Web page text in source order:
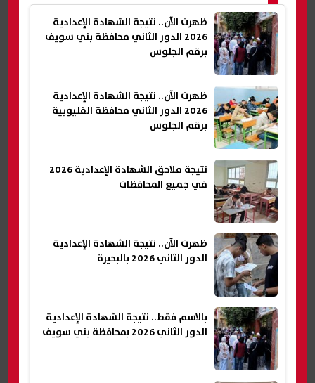
ظهرت الآن.. نتيجة الشهادة الإعدادية
2026 الدور الثاني محافظة بني سويف
برقم الجلوس
ظهرت الآن.. نتيجة الشهادة الإعدادية
2026 الدور الثاني محافظة القليوبية
برقم الجلوس
نتيجة ملاحق الشهادة الإعدادية 2026
في جميع المحافظات
ظهرت الآن.. نتيجة الشهادة الإعدادية
الدور الثاني 2026 بالبحيرة
بالاسم فقط.. نتيجة الشهادة الإعدادية
الدور الثاني 2026 بمحافظة بني سويف